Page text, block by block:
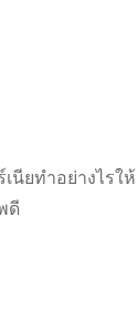
นียทำอย่างไรให้
ดี